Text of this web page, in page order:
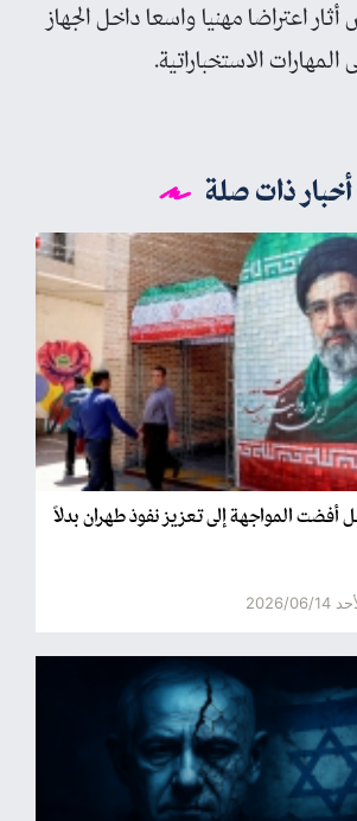
اعتراضا مهنيا واسعا داخل الجهاز
المهارات الاستخباراتية.
أخبار ذات صلة
أفضت المواجهة إلى تعزيز نفوذ طهران بدلاً
2026/06/14